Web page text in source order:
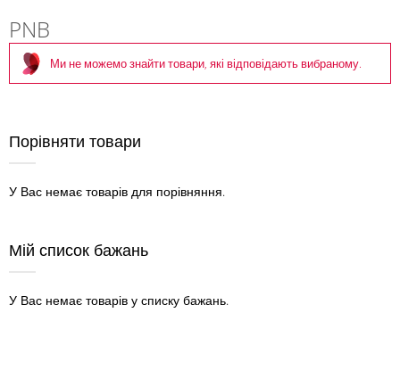
PNB
Ми не можемо знайти товари, які відповідають вибраному.
Порівняти товари
У Вас немає товарів для порівняння.
Мій список бажань
У Вас немає товарів у списку бажань.